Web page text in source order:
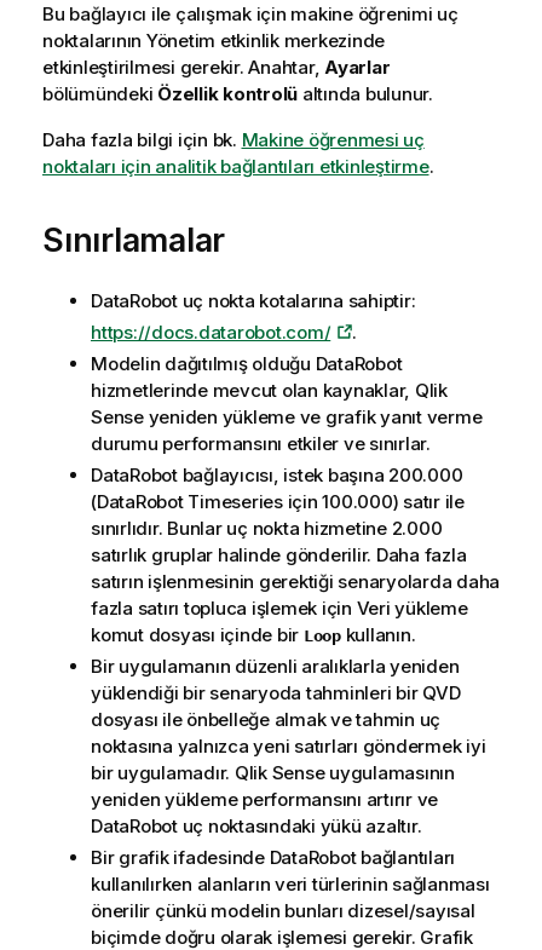
Bu bağlayıcı ile çalışmak için makine öğrenimi uç
noktalarının Yönetim etkinlik merkezinde
etkinleştirilmesi gerekir. Anahtar, Ayarlar
bölümündeki Özellik kontrolü altında bulunur.
Daha fazla bilgi için bk. Makine öğrenmesi uç
noktaları için analitik bağlantıları etkinleştirme.
Sınırlamalar
DataRobotuç nokta kotalarına sahiptir:
https://docs.datarobot.com/
.
Modelin dağıtılmış olduğu DataRobot
hizmetlerinde mevcut olan kaynaklar, Qlik
Senseyeniden yükleme ve grafikyanıt verme
durumu performansını etkiler ve sınırlar.
DataRobotbağlayıcısı, istek başına 200.000
(DataRobot Timeseriesiçin 100.000) satır ile
sınırlıdır. Bunlar uç nokta hizmetine 2.000
satırlık gruplar halinde gönderilir. Daha fazla
satırın işlenmesinin gerektiği senaryolarda daha
fazla satırı topluca işlemek için Veri yükleme
komut dosyası içinde bir Loopkullanın.
Bir uygulamanın düzenli aralıklarla yeniden
yüklendiği bir senaryoda tahminleri bir QVD
dosyası ile önbelleğe almak ve tahmin uç
noktasına yalnızca yeni satırları göndermek iyi
bir uygulamadır. Qlik Senseuygulamasının
yeniden yükleme performansını artırır ve
DataRobotuç noktasındaki yükü azaltır.
Bir grafik ifadesinde DataRobot bağlantıları
kullanılırken alanların veri türlerinin sağlanması
önerilir çünkü modelin bunları dizesel/sayısal
biçimde doğru olarak işlemesi gerekir. Grafik